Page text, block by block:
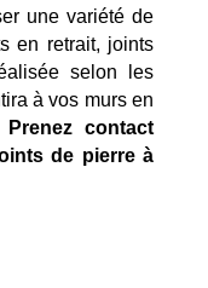
une variété de
en retrait, joints
selon les
à vos murs en
Prenez contact
de pierre à
Confidentialité